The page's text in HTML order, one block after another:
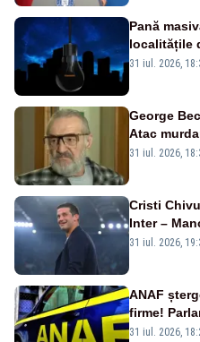
Pană
localitățile
31 iul. 2026,
George
Atac
sportiv –
31 iul. 2026,
Cristi
Inter –
mai
31 iul. 2026,
ANAF
firme!
amnistia
31 iul. 2026,